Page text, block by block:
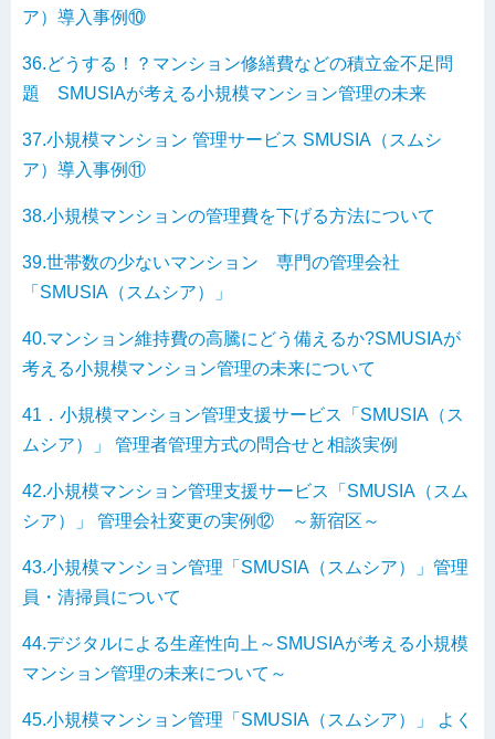
ア）導入事例⑩
36.どうする！？マンション修繕費などの積立金不足問
題 SMUSIAが考える小規模マンション管理の未来
37.小規模マンション 管理サービス SMUSIA（スムシ
ア）導入事例⑪
38.小規模マンションの管理費を下げる方法について
39.世帯数の少ないマンション 専門の管理会社
「SMUSIA（スムシア）」
40.マンション維持費の高騰にどう備えるか?SMUSIAが
考える小規模マンション管理の未来について
41．小規模マンション管理支援サービス「SMUSIA（ス
ムシア）」 管理者管理方式の問合せと相談実例
42.小規模マンション管理支援サービス「SMUSIA（スム
シア）」 管理会社変更の実例⑫ ～新宿区～
43.小規模マンション管理「SMUSIA（スムシア）」管理
員・清掃員について
44.デジタルによる生産性向上～SMUSIAが考える小規模
マンション管理の未来について～
45.小規模マンション管理「SMUSIA（スムシア）」 よく